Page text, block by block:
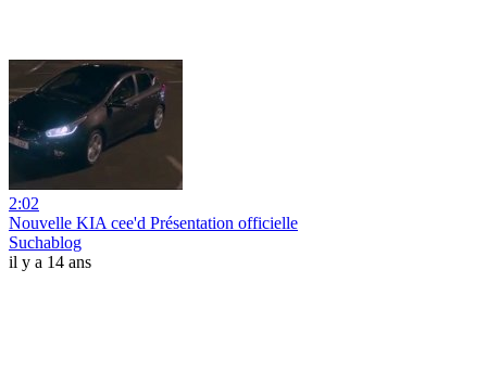
2:02
Nouvelle KIA cee'd Présentation officielle
Suchablog
il y a 14 ans